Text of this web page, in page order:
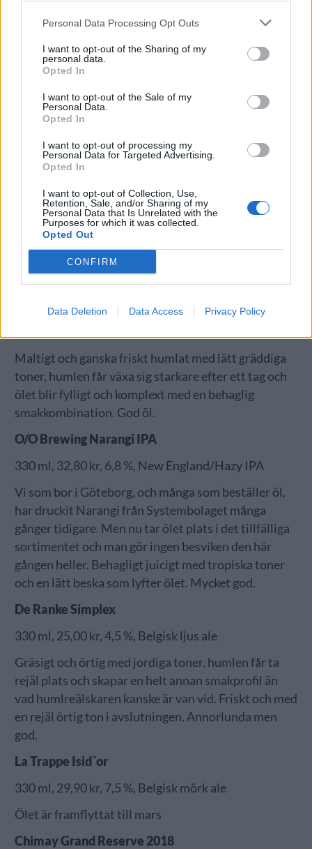
Personal Data Processing Opt Outs
I want to opt-out of the Sharing of my
personal data.
Opted In
I want to opt-out of the Sale of my
Personal Data.
Opted In
I want to opt-out of processing my
Personal Data for Targeted Advertising.
Opted In
I want to opt-out of Collection, Use,
Retention, Sale, and/or Sharing of my
Personal Data that Is Unrelated with the
Purposes for which it was collected.
Opted Out
CONFIRM
Data Deletion Data Access Privacy Policy
Jämtlands Bryggeri Dry Hop Helles
Maltigt och ganska friskt humlat med lätt gräddiga
toner, humlen får växa sig starkare efter ett tag och
ölet blir fylligt och komplext med en behaglig
smakkombination. God öl.
O/O Brewing Narangi IPA
330 ml, 32,80 kr, 6,8 %, New England/Hazy IPA
Vi som bor i Göteborg, och många som beställer öl,
har druckit Narangi från Systembolaget många
gånger tidigare. Men nu tar ölet plats i det tillfälliga
sortimentet och man gör ingen besviken den här
gången heller. Behagligt juicigt med tropiska toner
och en lätt beska som lyfter ölet. Mycket god.
De Ranke Simplex
330 ml, 25,00 kr, 4,5 %, Belgisk ljus ale
Gräsigt och örtig med jordiga toner, humlen får ta
rejäl plats och skapar en helt annan smakprofil än
vad humlreälskaren kanske är van vid. Friskt och med
en rejäl örtig ton i avslutningen. Annorlunda men
god.
La Trappe Isid´or
330 ml, 29,90 kr, 7,5 %, Belgisk mörk ale
Ölet är framflyttat till mars
Chimay Grand Reserve 2018